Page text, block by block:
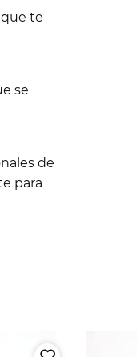
te
se
de
para